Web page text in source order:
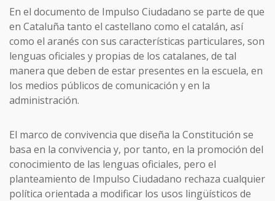
En el documento de Impulso Ciudadano se parte de que
en Cataluña tanto el castellano como el catalán, así
como el aranés con sus características particulares, son
lenguas oficiales y propias de los catalanes, de tal
manera que deben de estar presentes en la escuela, en
los medios públicos de comunicación y en la
administración.
El marco de convivencia que diseña la Constitución se
basa en la convivencia y, por tanto, en la promoción del
conocimiento de las lenguas oficiales, pero el
planteamiento de Impulso Ciudadano rechaza cualquier
política orientada a modificar los usos lingüísticos de